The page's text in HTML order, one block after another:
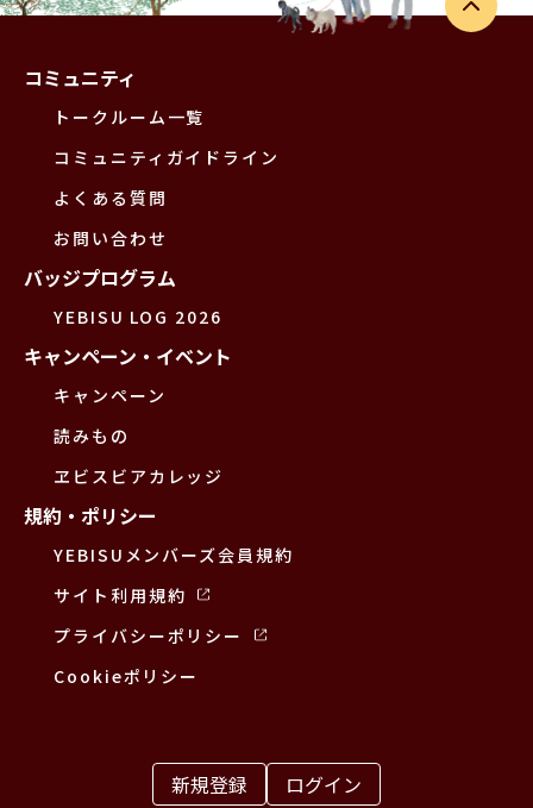
コミュニティ
トークルーム一覧
コミュニティガイドライン
よくある質問
お問い合わせ
バッジプログラム
YEBISU LOG 2026
キャンペーン・イベント
キャンペーン
読みもの
ヱビスビアカレッジ
規約・ポリシー
YEBISUメンバーズ会員規約
サイト利用規約
プライバシーポリシー
Cookieポリシー
新規登録 ログイン